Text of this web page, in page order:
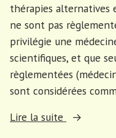
thérapies alternatives
ne sont pas
privilégie une
scientifiques, et que
règlementées
sont considérées
Lire la suite
« Pourquoi